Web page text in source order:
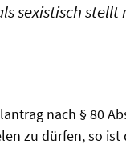
sexistisch
nach § 80
zu dürfen, so